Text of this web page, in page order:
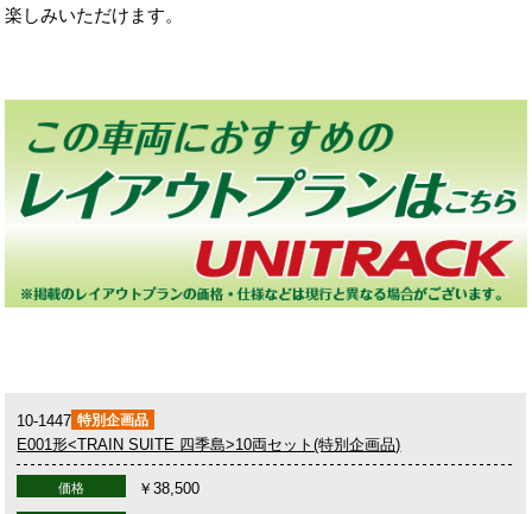
楽しみいただけます。
10-1447 特別企画品
E001形<TRAIN SUITE 四季島>10両セット(特別企画品)
価格 ￥38,500